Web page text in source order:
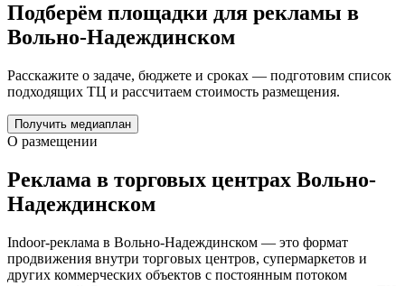
Подберём площадки для рекламы в
Вольно-Надеждинском
Расскажите о задаче, бюджете и сроках — подготовим список
подходящих ТЦ и рассчитаем стоимость размещения.
Получить медиаплан
О размещении
Реклама в торговых центрах Вольно-
Надеждинском
Indoor-реклама в Вольно-Надеждинском — это формат
продвижения внутри торговых центров, супермаркетов и
других коммерческих объектов с постоянным потоком